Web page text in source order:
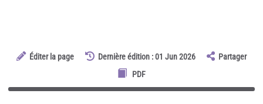
Éditer la page Dernière édition : 01 Jun 2026
Partager
PDF